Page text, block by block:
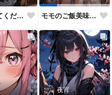
そばにいてください♥ モモのご飯美味しい？
夜宵